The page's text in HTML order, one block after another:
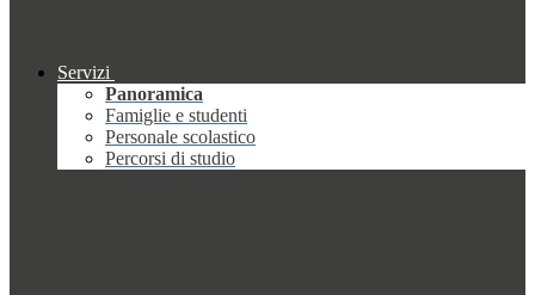
Servizi
Panoramica
Famiglie e studenti
Personale scolastico
Percorsi di studio